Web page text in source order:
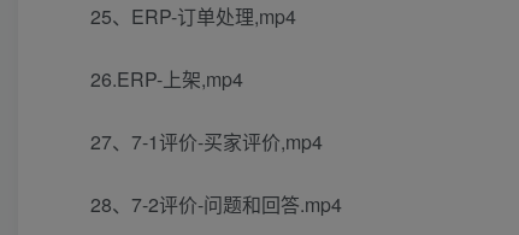
25、ERP-订单处理,mp4
26.ERP-上架,mp4
27、7-1评价-买家评价,mp4
28、7-2评价-问题和回答.mp4